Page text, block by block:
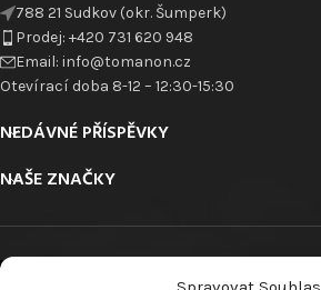
788 21 Sudkov (okr. Šumperk)
Prodej: +420 731 620 948
Email: info@tomanon.cz
Otevírací doba 8-12 – 12:30-15:30
NEDÁVNÉ PŘÍSPĚVKY
NAŠE ZNAČKY